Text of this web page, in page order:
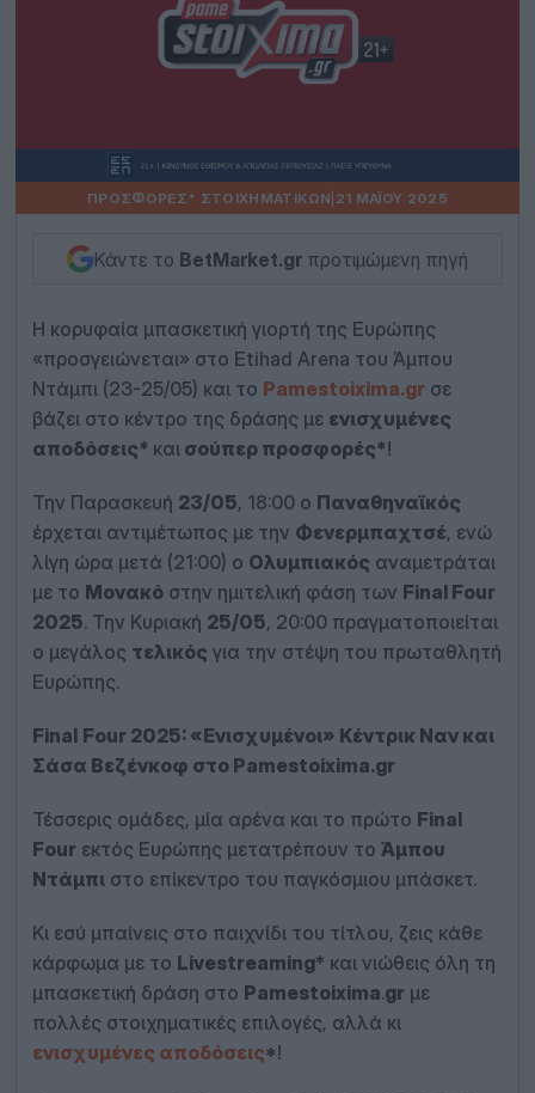
ΠΡΟΣΦΟΡΈΣ* ΣΤΟΙΧΗΜΑΤΙΚΏΝ 21 ΜΑΪ́ΟΥ 2025
Κάντε το BetMarket.gr προτιμώμενη πηγή
Η κορυφαία μπασκετική γιορτή της Ευρώπης
«προσγειώνεται» στο Etihad Arena του Άμπου
Ντάμπι (23-25/05) και το Pamestoixima.grσε
βάζει στο κέντρο της δράσης με ενισχυμένες
αποδόσεις* και σούπερ προσφορές*!
Την Παρασκευή 23/05, 18:00 ο Παναθηναϊκός
έρχεται αντιμέτωπος με την Φενερμπαχτσέ, ενώ
λίγη ώρα μετά (21:00) ο Ολυμπιακός αναμετράται
με το Μονακόστην ημιτελική φάση των Final Four
2025. Την Κυριακή 25/05, 20:00 πραγματοποιείται
ο μεγάλος τελικός για την στέψη του πρωταθλητή
Ευρώπης.
Final Four2025: «Ενισχυμένοι» Κέντρικ Ναν και
Σάσα Βεζένκοφ στο Pamestoixima.gr
Τέσσερις ομάδες, μία αρένα και το πρώτο Final
Fourεκτός Ευρώπης μετατρέπουν το Άμπου
Ντάμπιστο επίκεντρο του παγκόσμιου μπάσκετ.
Κι εσύ μπαίνεις στο παιχνίδι του τίτλου, ζεις κάθε
κάρφωμα με το Livestreaming* και νιώθεις όλη τη
μπασκετική δράση στο Pamestoixima.grμε
πολλές στοιχηματικές επιλογές, αλλά κι
ενισχυμένες αποδόσεις*!